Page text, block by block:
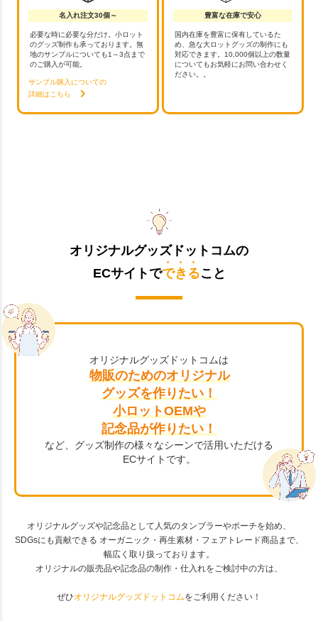
名入れ注文30個～
必要な時に必要な分だけ。小ロット
のグッズ制作も承っております。無
地のサンプルについても1～3点まで
のご購入が可能。
サンプル購入についての
詳細はこちら
豊富な在庫で安心
国内在庫を豊富に保有しているた
め、急な大ロットグッズの制作にも
対応できます。10,000個以上の数量
についてもお気軽にお問い合わせく
ださい。。
オリジナルグッズドットコムの
ECサイトでできること
オリジナルグッズドットコムは
物販のためのオリジナル
グッズを作りたい！
小ロットOEMや
記念品が作りたい！
など、グッズ制作の様々なシーンで活用いただける
ECサイトです。
オリジナルグッズや記念品として人気のタンブラーやポーチを始め、
SDGsにも貢献できる オーガニック・再生素材・フェアトレード商品まで、
幅広く取り扱っております。
オリジナルの販売品や記念品の制作・仕入れをご検討中の方は、
ぜひオリジナルグッズドットコムをご利用ください！